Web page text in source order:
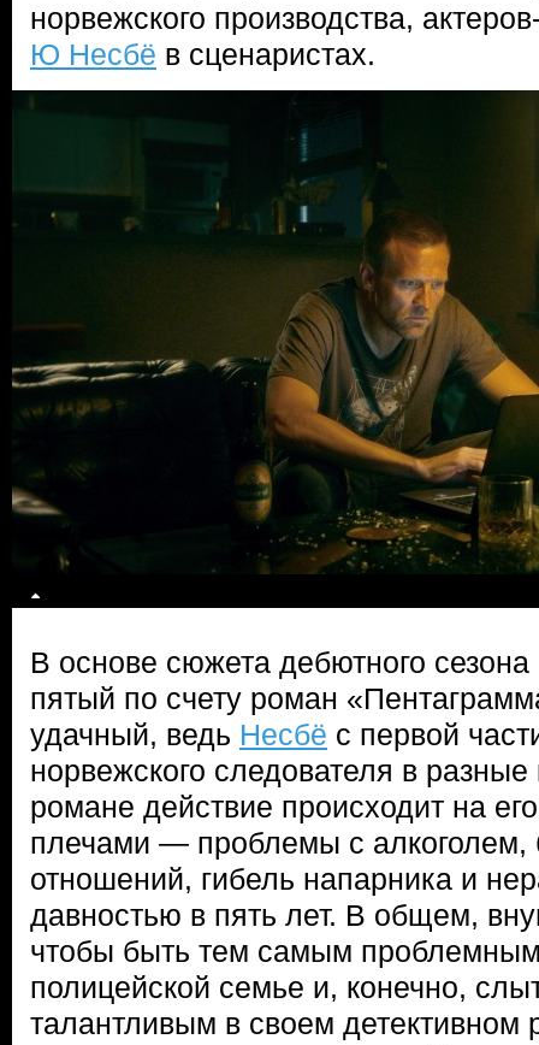
норвежского производства,
Ю Несбё в сценаристах.
В основе сюжета дебютного сезона
пятый по счету роман
удачный, ведь Несбё с первой
норвежского следователя в
романе действие происходит на
плечами — проблемы с алкоголем,
отношений, гибель напарника и
давностью в пять лет. В общем,
чтобы быть тем самым
полицейской семье и, конечно,
талантливым в своем детективном